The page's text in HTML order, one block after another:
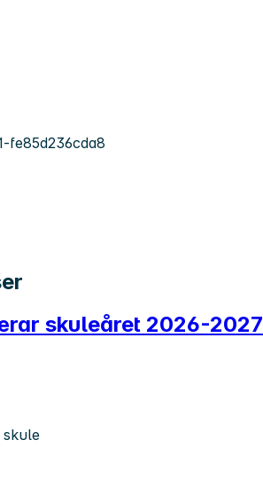
fe85d236cda8
skuleåret 2026-2027
skule